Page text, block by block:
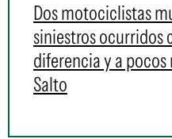
Dos motociclistas
siniestros ocurridos
diferencia y a
Salto